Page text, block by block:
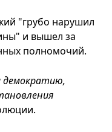
"грубо нарушил
и вышел за
полномочий.
демократию,